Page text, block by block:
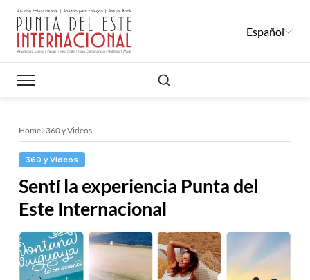
Español
Buscar
Home 360 y Videos
360 y Videos
Sentí la experiencia Punta del
Este Internacional